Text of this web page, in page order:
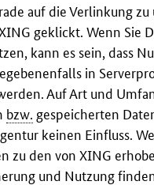
auf die Verlinkung zu
geklickt. Wenn Sie
kann es sein, dass
in
Auf Art und
bzw. gespeicherten
keinen Einfluss.
zu den von XING
und Nutzung